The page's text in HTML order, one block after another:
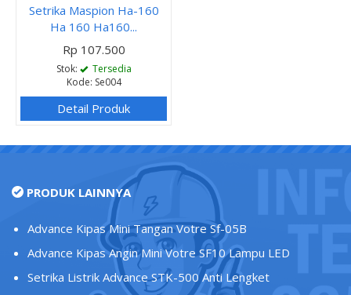
Setrika Maspion Ha-160
Ha 160 Ha160...
Rp 107.500
Stok:
Tersedia
Kode: Se004
Detail Produk
PRODUK LAINNYA
Advance Kipas Mini Tangan Votre Sf-05B
Advance Kipas Angin Mini Votre SF10 Lampu LED
Setrika Listrik Advance STK-500 Anti Lengket